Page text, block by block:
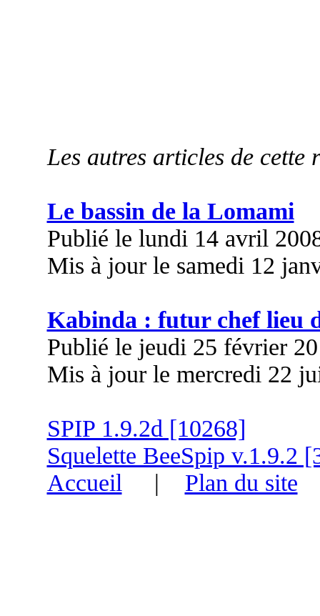
Les autres articles de cette
Le bassin de la Lomami
Publié le lundi 14 avril
Mis à jour le samedi 12
Kabinda : futur chef lieu
Publié le jeudi 25 février
Mis à jour le mercredi 22
SPIP 1.9.2d [10268]
Squelette BeeSpip v.1.9.2
Accueil | Plan du site